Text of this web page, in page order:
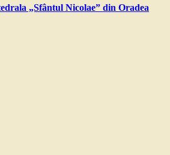
„Sfântul Nicolae” din Oradea